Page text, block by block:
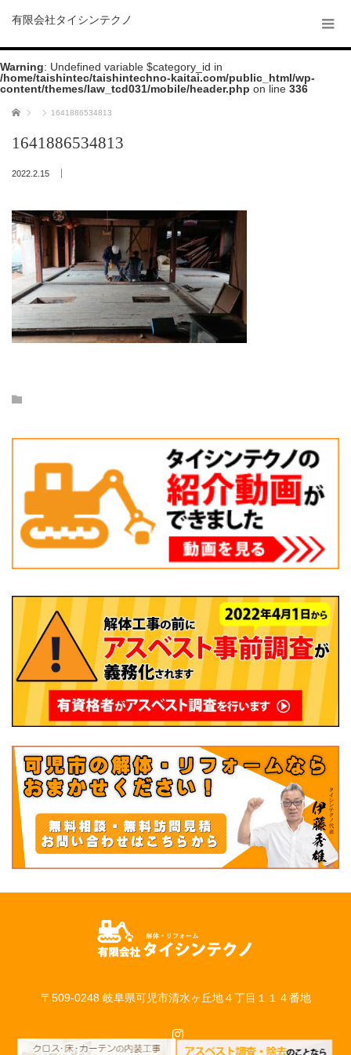
有限会社タイシンテクノ
Warning: Undefined variable $category_id in
/home/taishintec/taishintechno-kaitai.com/public_html/wp-
content/themes/law_tcd031/mobile/header.php on line 336
ホーム 1641886534813
1641886534813
2022.2.15
〒509-0248 岐阜県可児市清水ヶ丘地４丁目１１４番地